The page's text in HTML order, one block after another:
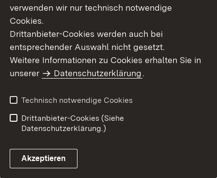
Schulentwicklung
Datengestützte Schulentwicklung
Ziel- und Leistungsvereinbarungen
Förderkonzepte
Fachberaterinnen und Fachberater
Schulentwicklung
Kontakte in die Regionen - Schulentwicklung
verwenden wir nur technisch notwendige
Cookies.
Drittanbieter-Cookies werden auch bei
entsprechender Auswahl nicht gesetzt.
Weitere Informationen zu Cookies erhalten Sie in
unserer
Datenschutzerklärung.
Technisch notwendige Cookies
Drittanbieter-Cookies (Siehe
Datenschutzerklärung.)
Akzeptieren